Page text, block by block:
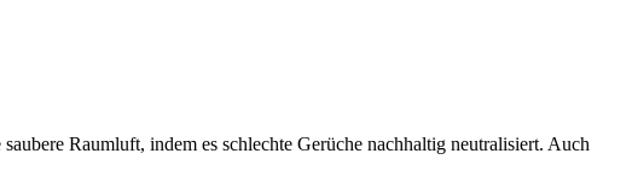
Raumluft, indem es schlechte Gerüche nachhaltig neutralisiert. Auch